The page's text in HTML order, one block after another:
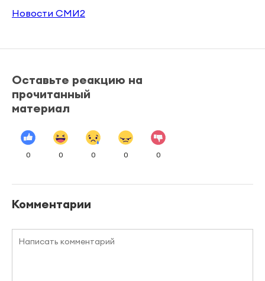
Новости СМИ2
Оставьте реакцию на
прочитанный
материал
0 0 0 0 0
Комментарии